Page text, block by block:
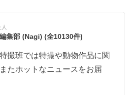
集部 (Nagi)(全10130件)
撮班では特撮や動物作品に関
たホットなニュースをお届